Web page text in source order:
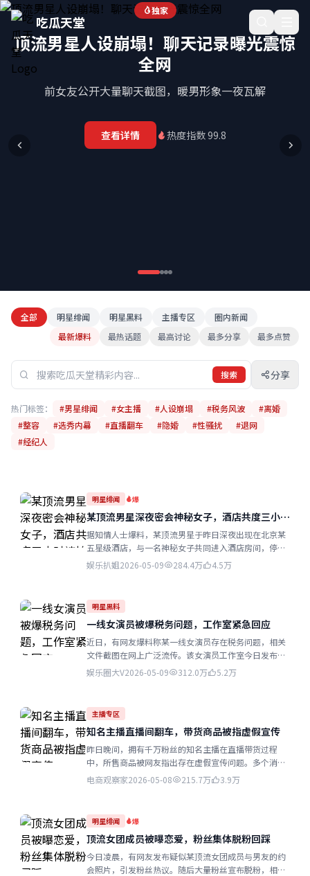
吃瓜天堂
吃瓜天堂_全网热门吃瓜事件汇总与实时爆料追踪平台
独家
顶流男星人设崩塌！聊天记录曝光震惊
全网
前女友公开大量聊天截图，暖男形象一夜瓦解
查看详情 热度指数 99.8
全部 明星绯闻 明星黑料 主播专区
圈内新闻
最新爆料
最热话题 最高讨论 最多分享 最多点赞
搜索 分享
热门标签： #男星绯闻 #女主播 #人设崩塌 #税务风波
#离婚
#整容
#选秀内幕 #直播翻车 #隐婚 #性骚扰
#退网
#经纪人
明星绯闻 爆
某顶流男星深夜密会神秘女子，酒店共度三小时
被拍
据知情人士爆料，某顶流男星于昨日深夜出现在北京某
五星级酒店，与一名神秘女子共同进入酒店房间，停留
约三小时后分别离开。该男星近期刚刚公开恋情...
娱乐扒姐2026-05-09 284.4万 4.5万
明星黑料
一线女演员被爆税务问题，工作室紧急回应
近日，有网友爆料称某一线女演员存在税务问题，相关
文件截图在网上广泛流传。该女演员工作室今日发布声
明，称相关内容纯属捏造，已委托律师处理...
娱乐圈大V2026-05-09 312.0万 5.2万
主播专区
知名主播直播间翻车，带货商品被指虚假宣传
昨日晚间，拥有千万粉丝的知名主播在直播带货过程
中，所售商品被网友指出存在虚假宣传问题。多个消费
者投诉收到的商品与直播展示严重不符...
电商观察家2026-05-08 215.7万 3.9万
明星绯闻 爆
顶流女团成员被曝恋爱，粉丝集体脱粉回踩
今日凌晨，有网友发布疑似某顶流女团成员与男友的约
会照片，引发粉丝热议。随后大量粉丝宣布脱粉，相关